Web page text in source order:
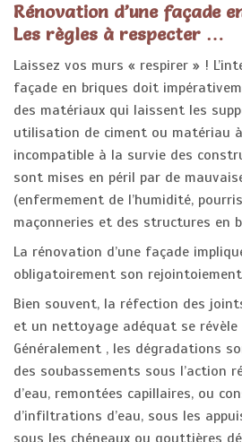
Rénovation d’une façade
Les règles à respecter …
Laissez vos murs « respirer » !
façade en briques doit
des matériaux qui laissent les
utilisation de ciment ou matériau
incompatible à la survie des
sont mises en péril par de
(enfermement de l’humidité,
maçonneries et des structures en
La rénovation d’une façade
obligatoirement son
Bien souvent, la réfection des
et un nettoyage adéquat se
Généralement , les dégradations
des soubassements sous l’action
d’eau, remontées capillaires, ou
d’infiltrations d’eau, sous les
sous les chéneaux ou gouttières